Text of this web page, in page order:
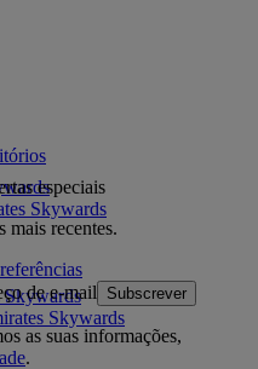
Skywards
Skywards
Skywards
especiais
mais recentes.
de e-mail
Subscrever
as suas informações,
.